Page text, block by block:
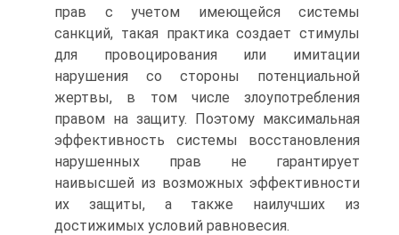
прав с учетом имеющейся системы
санкций, такая практика создает стимулы
для провоцирования или имитации
нарушения со стороны потенциальной
жертвы, в том числе злоупотребления
правом на защиту. Поэтому максимальная
эффективность системы восстановления
нарушенных прав не гарантирует
наивысшей из возможных эффективности
их защиты, а также наилучших из
достижимых условий равновесия.